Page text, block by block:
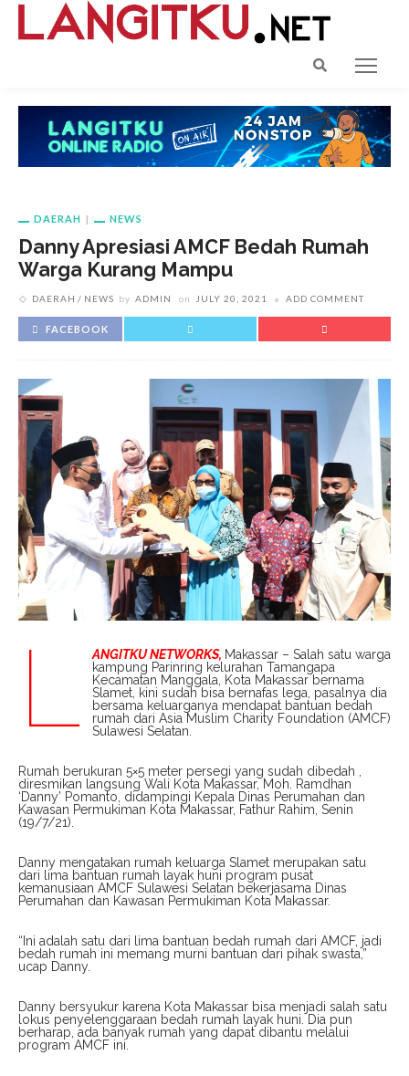
DAERAH NEWS
Danny Apresiasi AMCF Bedah Rumah
Warga Kurang Mampu
DAERAH NEWS by ADMIN on JULY 20, 2021 ADD COMMENT
FACEBOOK
L ANGITKU NETWORKS, Makassar – Salah satu warga
kampung Parinring kelurahan Tamangapa
Kecamatan Manggala, Kota Makassar bernama
Slamet, kini sudah bisa bernafas lega, pasalnya dia
bersama keluarganya mendapat bantuan bedah
rumah dari Asia Muslim Charity Foundation (AMCF)
Sulawesi Selatan.
Rumah berukuran 5×5 meter persegi yang sudah dibedah ,
diresmikan langsung Wali Kota Makassar, Moh. Ramdhan
‘Danny’ Pomanto, didampingi Kepala Dinas Perumahan dan
Kawasan Permukiman Kota Makassar, Fathur Rahim, Senin
(19/7/21).
Danny mengatakan rumah keluarga Slamet merupakan satu
dari lima bantuan rumah layak huni program pusat
kemanusiaan AMCF Sulawesi Selatan bekerjasama Dinas
Perumahan dan Kawasan Permukiman Kota Makassar.
“Ini adalah satu dari lima bantuan bedah rumah dari AMCF, jadi
bedah rumah ini memang murni bantuan dari pihak swasta,”
ucap Danny.
Danny bersyukur karena Kota Makassar bisa menjadi salah satu
lokus penyelenggaraan bedah rumah layak huni. Dia pun
berharap, ada banyak rumah yang dapat dibantu melalui
program AMCF ini.